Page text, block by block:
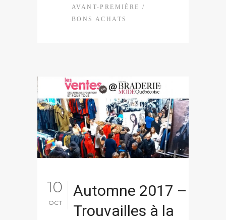
AVANT-PREMIÈRE /
BONS ACHATS
10
OCT
Automne 2017 –
Trouvailles à la